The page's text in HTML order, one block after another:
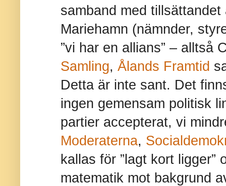
samband med
Mariehamn (nämnder,
”vi har en allians” – alltså
Samling, Ålands Framtid
Detta är inte sant. Det
ingen gemensam politisk
partier accepterat, vi
Moderaterna,
kallas för ”lagt kort ligger”
matematik mot bakgrund